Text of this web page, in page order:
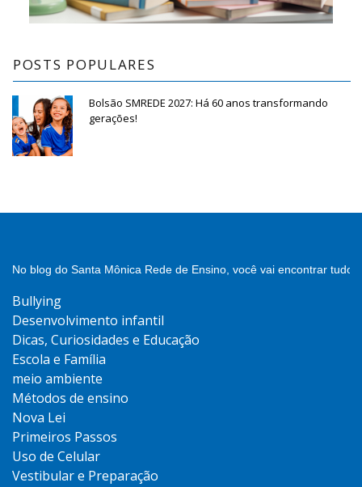
POSTS POPULARES
Bolsão SMREDE 2027: Há 60 anos transformando
gerações!
No blog do Santa Mônica Rede de Ensino, você vai encontrar
Bullying
Desenvolvimento infantil
Dicas, Curiosidades e Educação
Escola e Família
meio ambiente
Métodos de ensino
Nova Lei
Primeiros Passos
Uso de Celular
Vestibular e Preparação